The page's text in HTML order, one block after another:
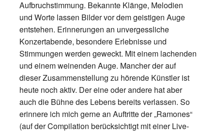
Aufbruchstimmung. Bekannte Klänge, Melodien
und Worte lassen Bilder vor dem geistigen Auge
entstehen. Erinnerungen an unvergessliche
Konzertabende, besondere Erlebnisse und
Stimmungen werden geweckt. Mit einem lachenden
und einem weinenden Auge. Mancher der auf
dieser Zusammenstellung zu hörende Künstler ist
heute noch aktiv. Der eine oder andere hat aber
auch die Bühne des Lebens bereits verlassen. So
erinnere ich mich gerne an Auftritte der „Ramones“
(auf der Compilation berücksichtigt mit einer Live-